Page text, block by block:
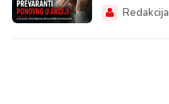
Redakcija